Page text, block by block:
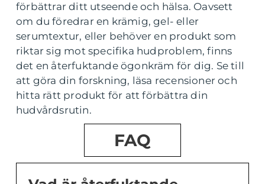
förbättrar ditt utseende och hälsa. Oavsett
om du föredrar en krämig, gel- eller
serumtextur, eller behöver en produkt som
riktar sig mot specifika hudproblem, finns
det en återfuktande ögonkräm för dig. Se till
att göra din forskning, läsa recensioner och
hitta rätt produkt för att förbättra din
hudvårdsrutin.
FAQ